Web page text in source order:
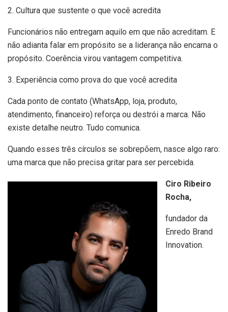
2. Cultura que sustente o que você acredita
Funcionários não entregam aquilo em que não acreditam. E
não adianta falar em propósito se a liderança não encarna o
propósito. Coerência virou vantagem competitiva.
3. Experiência como prova do que você acredita
Cada ponto de contato (WhatsApp, loja, produto,
atendimento, financeiro) reforça ou destrói a marca. Não
existe detalhe neutro. Tudo comunica.
Quando esses três círculos se sobrepõem, nasce algo raro:
uma marca que não precisa gritar para ser percebida.
Ciro Ribeiro
Rocha,
fundador da
Enredo Brand
Innovation.